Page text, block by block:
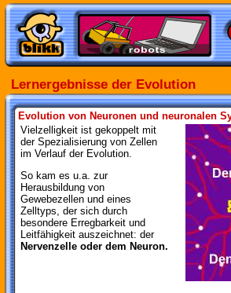
Lernergebnisse der Evolution
Evolution von Neuronen und neuronalen
Vielzelligkeit ist gekoppelt mit
der Spezialisierung von Zellen
im Verlauf der Evolution.
So kam es u.a. zur
Herausbildung von
Gewebezellen und eines
Zelltyps, der sich durch
besondere Erregbarkeit und
Leitfähigkeit auszeichnet: der
Nervenzelle oder dem Neuron.